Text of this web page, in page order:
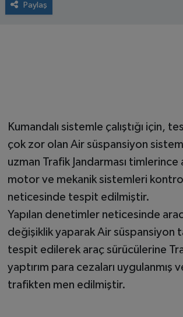
Paylaş
Kumandalı sistemle çalıştığı için,
çok zor olan Air süspansiyon
uzman Trafik Jandarması timlerince
motor ve mekanik sistemleri
neticesinde tespit edilmiştir.
Yapılan denetimler neticesinde
değişiklik yaparak Air süspansiyon
tespit edilerek araç sürücülerine
yaptırım para cezaları uygulanmış
trafikten men edilmiştir.